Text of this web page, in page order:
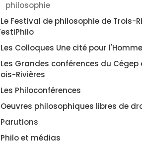
philosophie
Le Festival de philosophie de Trois-
Les Colloques Une cité pour l'Homme
Les Grandes conférences du Cégep
Rivières
Les Philoconférences
Oeuvres philosophiques libres de
Parutions
Philo et médias